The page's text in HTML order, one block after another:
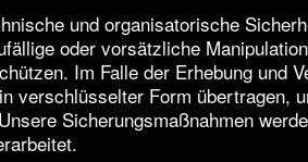
und organisatorische
oder vorsätzliche
Im Falle der Erhebung und
verschlüsselter Form übertragen,
Sicherungsmaßnahmen